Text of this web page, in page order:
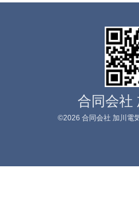
合同会社
©2026 合同会社 加川電